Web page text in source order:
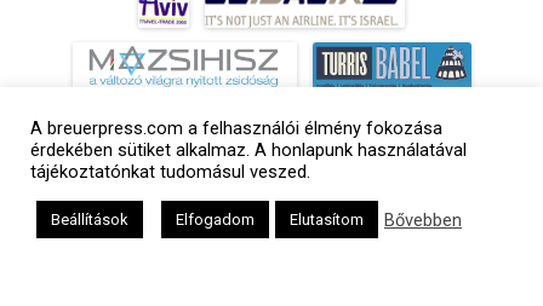
A breuerpress.com a felhasználói élmény fokozása
érdekében sütiket alkalmaz. A honlapunk használatával
tájékoztatónkat tudomásul veszed.
Beállítások Elfogadom Elutasítom Bővebben